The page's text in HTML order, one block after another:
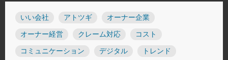
いい会社 アトツギ オーナー企業
オーナー経営 クレーム対応 コスト
コミュニケーション デジタル トレンド